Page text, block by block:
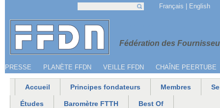
Jump to navigation
Fédération des
Menu secondaire
PRESSE PLANÈTE FFDN VEILLE FFDN CHAÎNE PEERTUBE
Français English
Menu principal
Accueil Principes fondateurs Membres
Études Baromètre FTTH Best Of